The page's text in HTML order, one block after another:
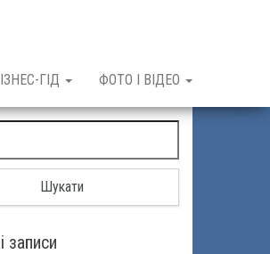
ГІД ФОТО І ВІДЕО
записи